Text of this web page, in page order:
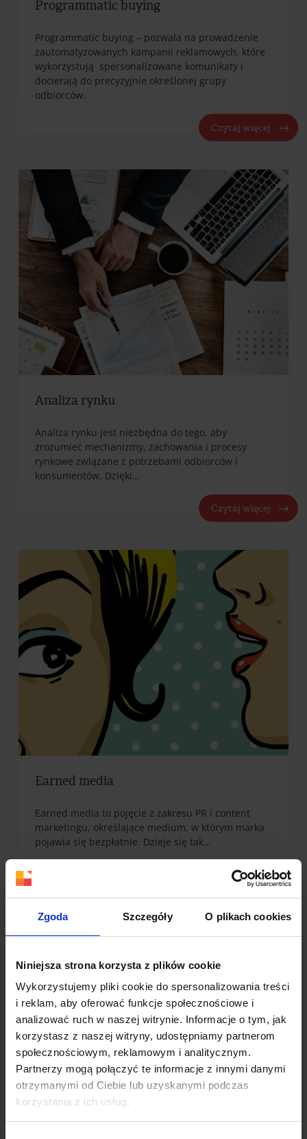
Zgoda Szczegóły O plikach cookies
Niniejsza strona korzysta z plików cookie
Wykorzystujemy pliki cookie do spersonalizowania treści
i reklam, aby oferować funkcje społecznościowe i
analizować ruch w naszej witrynie. Informacje o tym, jak
korzystasz z naszej witryny, udostępniamy partnerom
społecznościowym, reklamowym i analitycznym.
Partnerzy mogą połączyć te informacje z innymi danymi
otrzymanymi od Ciebie lub uzyskanymi podczas
korzystania z ich usług.
Programmatic buying
Programmatic buying – pozwala na prowadzenie
zautomatyzowanych kampanii reklamowych, które
wykorzystują spersonalizowane komunikaty i
docierają do precyzyjnie określonej grupy
odbiorców.
Czytaj więcej
Analiza rynku
Analiza rynku jest niezbędna do tego, aby
zrozumieć mechanizmy, zachowania i procesy
rynkowe związane z potrzebami odbiorców i
konsumentów. Dzięki…
Czytaj więcej
Earned media
Earned media to pojęcie z zakresu PR i content
marketingu, określające medium, w którym marka
pojawia się bezpłatnie. Dzieje się tak…
Czytaj więcej